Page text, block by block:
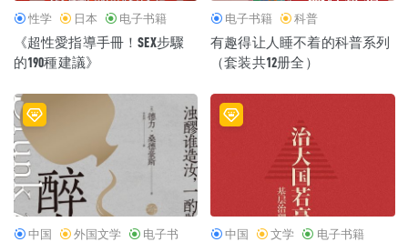
性学 日本 电子书籍
《超性愛指導手冊！SEX步驟
的190種建議》
电子书籍 科普
有趣得让人睡不着的科普系列
（套装共12册全）
中国 外国文学
电子书
中国 文学 电子书籍